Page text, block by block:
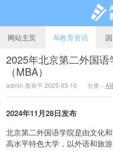
网站主页 AI教育资讯
2025年北京第二外国
（MBA）
admin 发布于 2025-03-10 分类： AI
2024年11月28日发布
北京第二外国语学院是由文化
高水平特色大学，以外语和旅